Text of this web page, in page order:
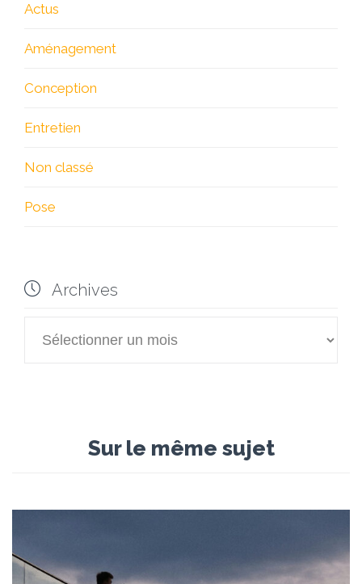
Actus
Aménagement
Conception
Entretien
Non classé
Pose
 Archives
Archives
Sur le même sujet